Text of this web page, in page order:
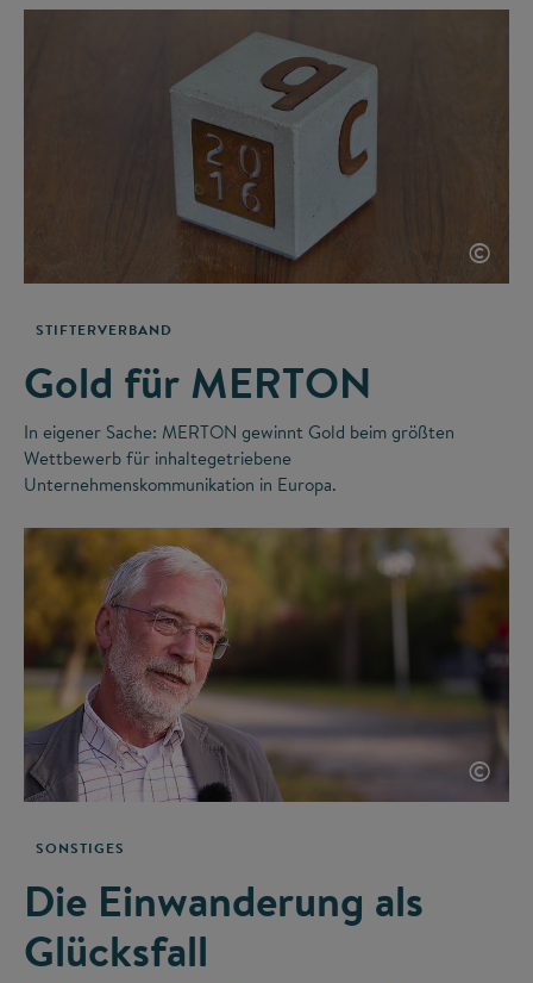
©
STIFTERVERBAND
Gold für MERTON
In eigener Sache: MERTON gewinnt Gold beim größten
Wettbewerb für inhaltegetriebene
Unternehmenskommunikation in Europa.
©
SONSTIGES
Die Einwanderung als
Glücksfall